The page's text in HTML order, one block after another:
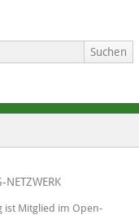
NETZWERK
ist Mitglied im Open-